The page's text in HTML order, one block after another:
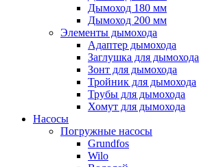
Дымоход 180 мм
Дымоход 200 мм
Элементы дымохода
Адаптер дымохода
Заглушка для дымохода
Зонт для дымохода
Тройник для дымохода
Трубы для дымохода
Хомут для дымохода
Насосы
Погружные насосы
Grundfos
Wilo